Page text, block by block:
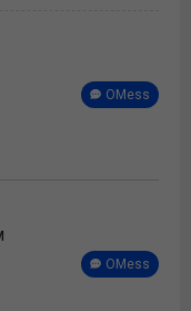
OMess
OMess